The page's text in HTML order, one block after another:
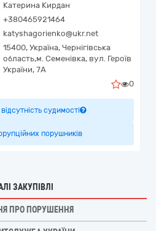
Катерина Кирдан
+380465921464
katyshagorienko@ukr.net
15400, Україна, Чернігівська
область,м. Семенівка, вул. Героїв
України, 7А
0
судимості
порушників
ЗАКУПІВЛІ
ПРО ПОРУШЕННЯ